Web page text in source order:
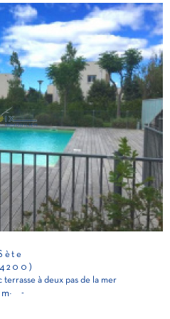
terrasse à deux pas de la mer
-